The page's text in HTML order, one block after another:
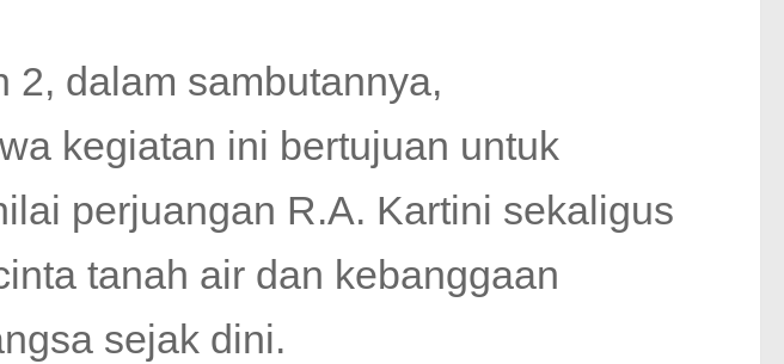
2, dalam sambutannya,
kegiatan ini bertujuan untuk
perjuangan R.A. Kartini sekaligus
tanah air dan kebanggaan
sejak dini.